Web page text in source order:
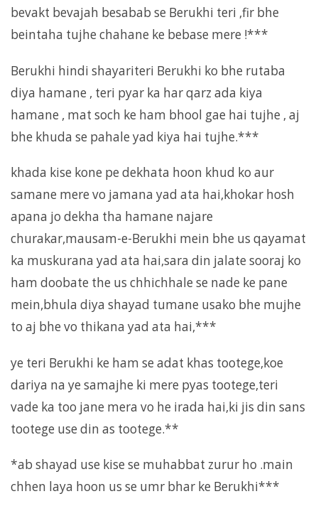
bevakt bevajah besabab se Berukhi teri ,fir bhe
beintaha tujhe chahane ke bebase mere !***
Berukhi hindi shayariteri Berukhi ko bhe rutaba
diya hamane , teri pyar ka har qarz ada kiya
hamane , mat soch ke ham bhool gae hai tujhe , aj
bhe khuda se pahale yad kiya hai tujhe.***
khada kise kone pe dekhata hoon khud ko aur
samane mere vo jamana yad ata hai,khokar hosh
apana jo dekha tha hamane najare
churakar,mausam-e-Berukhi mein bhe us qayamat
ka muskurana yad ata hai,sara din jalate sooraj ko
ham doobate the us chhichhale se nade ke pane
mein,bhula diya shayad tumane usako bhe mujhe
to aj bhe vo thikana yad ata hai,***
ye teri Berukhi ke ham se adat khas tootege,koe
dariya na ye samajhe ki mere pyas tootege,teri
vade ka too jane mera vo he irada hai,ki jis din sans
tootege use din as tootege.**
*ab shayad use kise se muhabbat zurur ho .main
chhen laya hoon us se umr bhar ke Berukhi***